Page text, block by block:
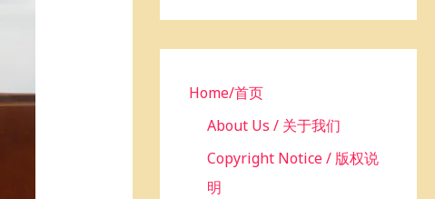
r
Home/首页
About Us / 关于我们
Copyright Notice / 版权说
明